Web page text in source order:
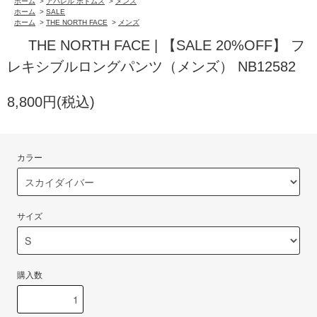
ホーム
> SALE
ホーム
> THE NORTH FACE > メンズ
THE NORTH FACE | 【SALE 20%OFF】 フ
レキシブルロングパンツ（メンズ） NB12582
8,800円(税込)
カラー
サイズ
購入数